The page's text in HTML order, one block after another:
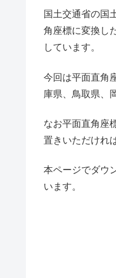
国土交通省の国
角座標に変換し
しています。
今回は平面直角
庫県、鳥取県、
なお平面直角座
置きいただけれ
本ページでダウ
います。